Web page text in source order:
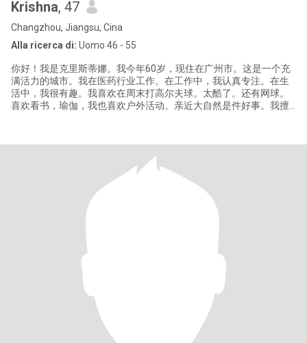
Krishna, 47
Changzhou, Jiangsu, Cina
Alla ricerca di: Uomo 46 - 55
你好！我是克里斯蒂娜。我今年60岁，现住在广州市。这是一个充
满活力的城市。我在医药行业工作。在工作中，我认真专注。在生
活中，我很有趣。我喜欢在周末打高尔夫球。太酷了。还有网球。
喜欢看书，瑜伽，我也喜欢户外活动。亲近大自然是件好事。我擅
情，我是一个关爱他人的人，是爱的使者。因为我相信爱和善良可
良、有责任感的人。如果他有